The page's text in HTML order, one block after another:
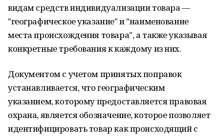
видам средств индивидуализации товара —
"географическое указание" и "наименование
места происхождения товара", а также указывая
конкретные требования к каждому из них.
Документом с учетом принятых поправок
устанавливается, что географическим
указанием, которому предоставляется правовая
охрана, является обозначение, которое позволяет
идентифицировать товар как происходящий с